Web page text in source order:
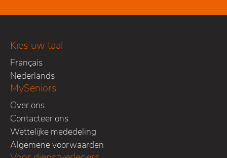
Kies uw taal
Français
Nederlands
MySeniors
Over ons
Contacteer ons
Wettelijke mededeling
Algemene voorwaarden